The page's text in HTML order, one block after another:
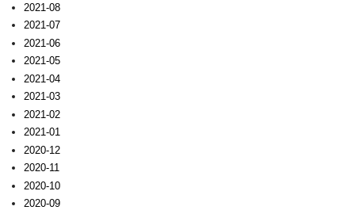
2021-08
2021-07
2021-06
2021-05
2021-04
2021-03
2021-02
2021-01
2020-12
2020-11
2020-10
2020-09